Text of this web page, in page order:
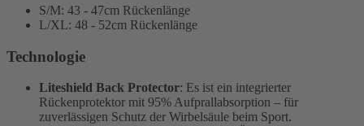
S/M: 43 - 47cm Rückenlänge
L/XL: 48 - 52cm Rückenlänge
Technologie
Liteshield Back Protector: Es ist ein integrierter
Rückenprotektor mit 95% Aufprallabsorption – für
zuverlässigen Schutz der Wirbelsäule beim Sport.